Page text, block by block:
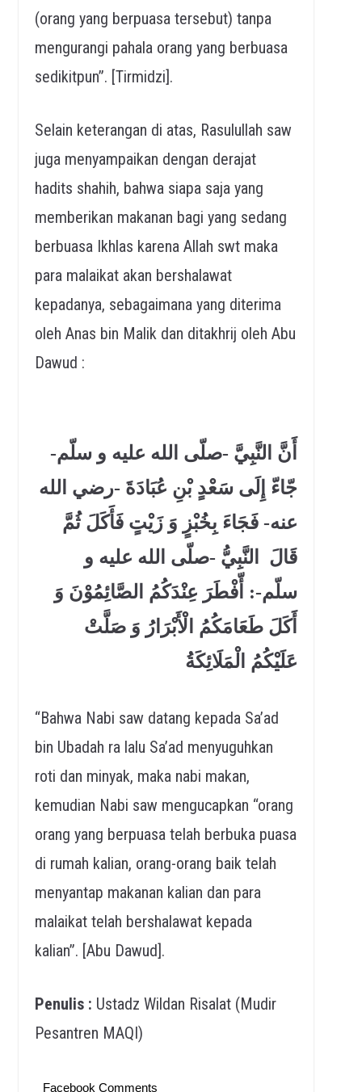
(orang yang berpuasa tersebut) tanpa
mengurangi pahala orang yang berbuasa
sedikitpun”. [Tirmidzi].
Selain keterangan di atas, Rasulullah saw
juga menyampaikan dengan derajat
hadits shahih, bahwa siapa saja yang
memberikan makanan bagi yang sedang
berbuasa Ikhlas karena Allah swt maka
para malaikat akan bershalawat
kepadanya, sebagaimana yang diterima
oleh Anas bin Malik dan ditakhrij oleh Abu
Dawud :
أَنَّ النَّبِيَّ -صلّى الله عليه و سلّم-
جّاءّ إِلَى سَعْدٍ بْنِ عُبَادَةَ -رضي الله
عنه- فَجَاءَ بِخُبْزٍ وَ زَيْتٍ فَأَكَلَ ثُمَّ
قَالَ النَّبِيُّ -صلّى الله عليه و
سلّم-: أّفْطَرَ عِنْدَكُمُ الصَّائِمُوْنَ وَ
أَكَلَ طَعَامَكُمُ الْأَبْرَارُ وَ صَلَّتْ
عَلَيْكُمُ الْمَلَائِكَةُ
“Bahwa Nabi saw datang kepada Sa’ad
bin Ubadah ra lalu Sa’ad menyuguhkan
roti dan minyak, maka nabi makan,
kemudian Nabi saw mengucapkan “orang
orang yang berpuasa telah berbuka puasa
di rumah kalian, orang-orang baik telah
menyantap makanan kalian dan para
malaikat telah bershalawat kepada
kalian”. [Abu Dawud].
Penulis : Ustadz Wildan Risalat (Mudir
Pesantren MAQI)
Facebook Comments